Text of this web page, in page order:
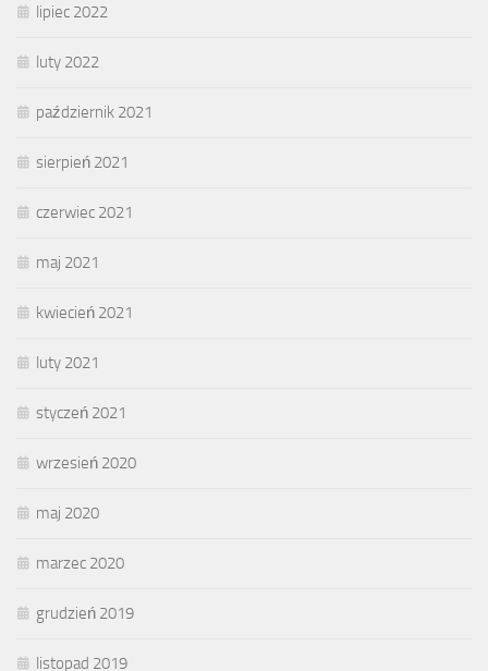
lipiec 2022
luty 2022
październik 2021
sierpień 2021
czerwiec 2021
maj 2021
kwiecień 2021
luty 2021
styczeń 2021
wrzesień 2020
maj 2020
marzec 2020
grudzień 2019
listopad 2019